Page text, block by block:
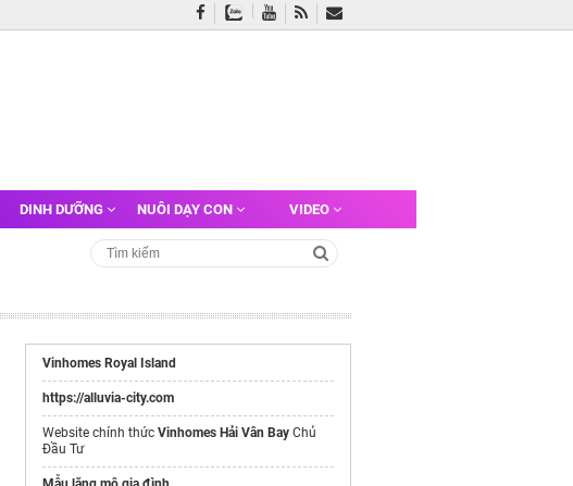
DINH DƯỠNG NUÔI DẠY CON VIDEO
Vinhomes Royal Island
https://alluvia-city.com
Website chính thức Vinhomes Hải Vân Bay Chủ
Đầu Tư